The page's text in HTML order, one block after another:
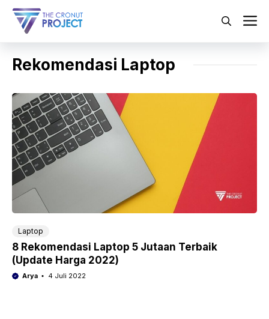
Langsung
Rekomendasi Laptop
Laptop
8 Rekomendasi Laptop 5 Jutaan Terbaik
(Update Harga 2022)
Arya 4 Juli 2022